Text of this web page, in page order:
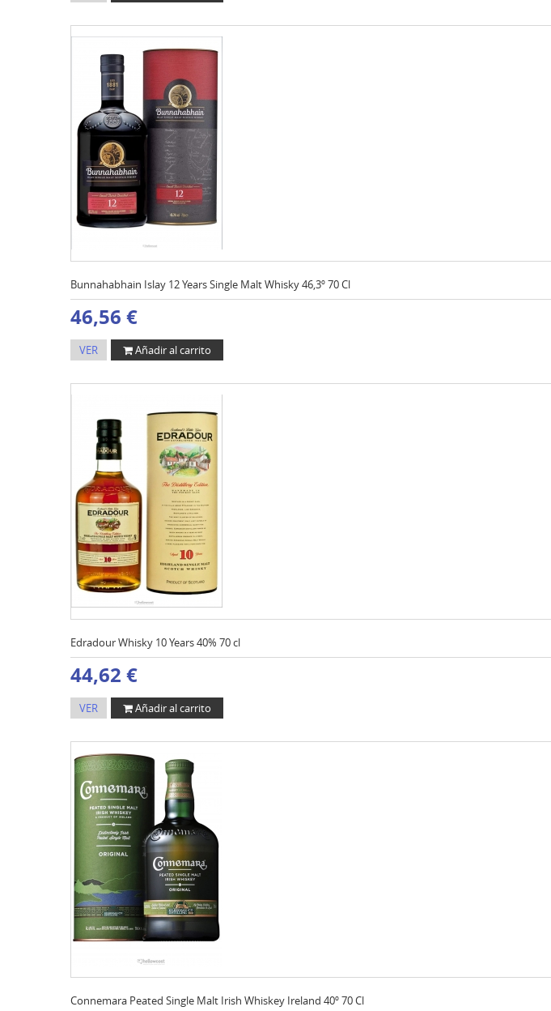
Bunnahabhain Islay 12 Years Single Malt Whisky 46,3º 70 Cl
46,56 €
VER Añadir al carrito
Edradour Whisky 10 Years 40% 70 cl
44,62 €
VER Añadir al carrito
Connemara Peated Single Malt Irish Whiskey Ireland 40º 70 Cl